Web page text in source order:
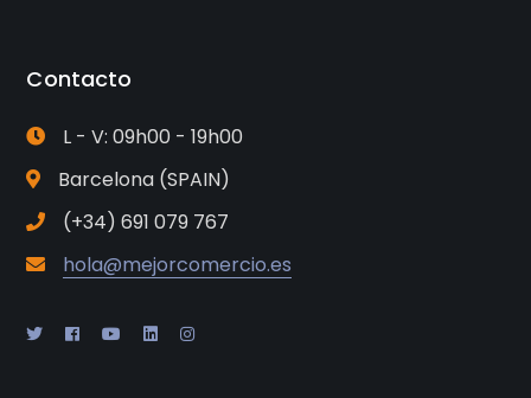
Contacto
L - V: 09h00 - 19h00
Barcelona (SPAIN)
(+34) 691 079 767
hola@mejorcomercio.es